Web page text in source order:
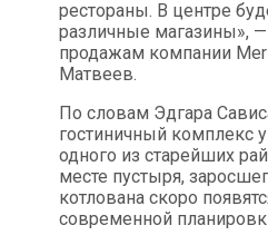
рестораны. В центре
различные магазины»,
продажам компании
Матвеев.
По словам Эдгара
гостиничный комплекс
одного из старейших
месте пустыря,
котлована скоро
современной